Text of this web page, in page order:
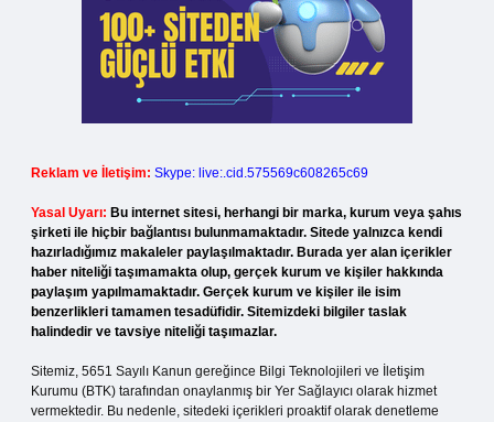
Reklam ve İletişim: Skype: live:.cid.575569c608265c69
Yasal Uyarı: Bu internet sitesi, herhangi bir marka, kurum veya şahıs
şirketi ile hiçbir bağlantısı bulunmamaktadır. Sitede yalnızca kendi
hazırladığımız makaleler paylaşılmaktadır. Burada yer alan içerikler
haber niteliği taşımamakta olup, gerçek kurum ve kişiler hakkında
paylaşım yapılmamaktadır. Gerçek kurum ve kişiler ile isim
benzerlikleri tamamen tesadüfidir. Sitemizdeki bilgiler taslak
halindedir ve tavsiye niteliği taşımazlar.
Sitemiz, 5651 Sayılı Kanun gereğince Bilgi Teknolojileri ve İletişim
Kurumu (BTK) tarafından onaylanmış bir Yer Sağlayıcı olarak hizmet
vermektedir. Bu nedenle, sitedeki içerikleri proaktif olarak denetleme